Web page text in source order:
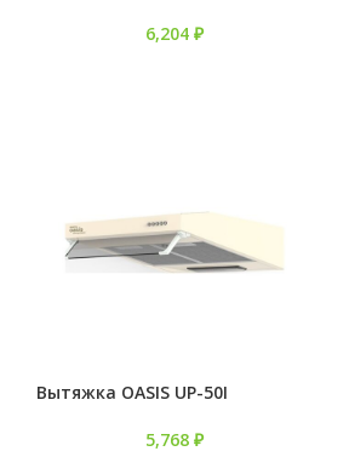
6,204 ₽
Вытяжка OASIS UP-50I
5,768 ₽